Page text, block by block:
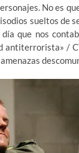
No es
sueltos de
que nos
antiterrorista» /